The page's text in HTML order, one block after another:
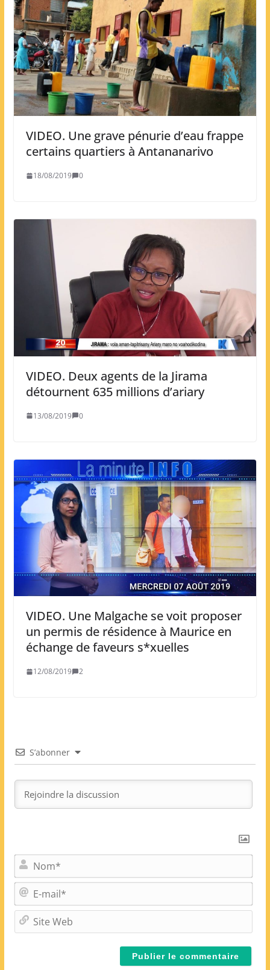
VIDEO. Une grave pénurie d’eau frappe
certains quartiers à Antananarivo
18/08/2019 0
VIDEO. Deux agents de la Jirama
détournent 635 millions d’ariary
13/08/2019 0
VIDEO. Une Malgache se voit proposer
un permis de résidence à Maurice en
échange de faveurs s*xuelles
12/08/2019 2
S’abonner
o
m
-
m
i